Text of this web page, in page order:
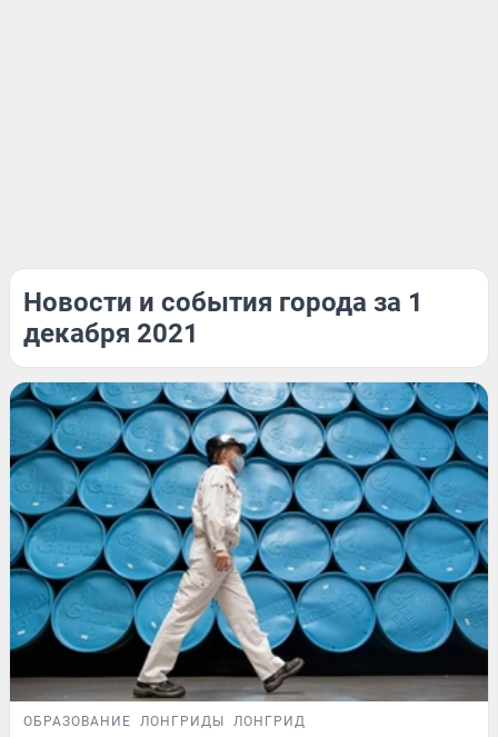
Новости и события города за 1
декабря 2021
ОБРАЗОВАНИЕ ЛОНГРИДЫ ЛОНГРИД